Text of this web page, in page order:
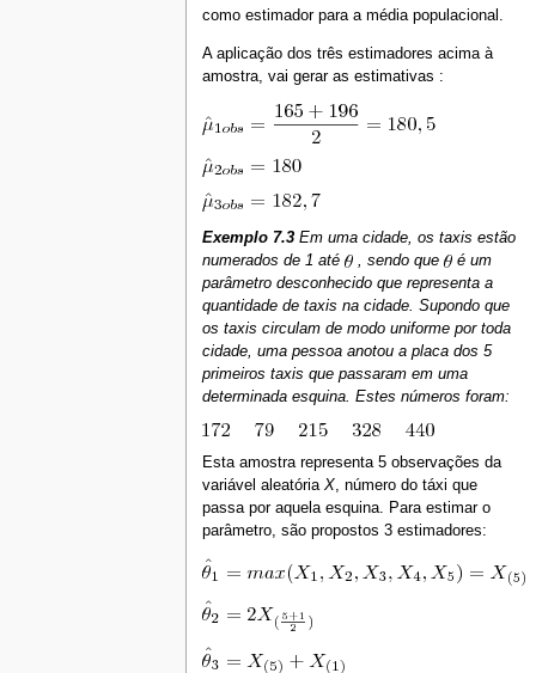
como estimador para a média populacional.
A aplicação dos três estimadores acima à
amostra, vai gerar as estimativas :
Exemplo 7.3Em uma cidade, os taxis estão
numerados de 1 até
, sendo que
é um
parâmetro desconhecido que representa a
quantidade de taxis na cidade. Supondo que
os taxis circulam de modo uniforme por toda
cidade, uma pessoa anotou a placa dos 5
primeiros taxis que passaram em uma
determinada esquina. Estes números foram:
Esta amostra representa 5 observações da
variável aleatória X, número do táxi que
passa por aquela esquina. Para estimar o
parâmetro, são propostos 3 estimadores: